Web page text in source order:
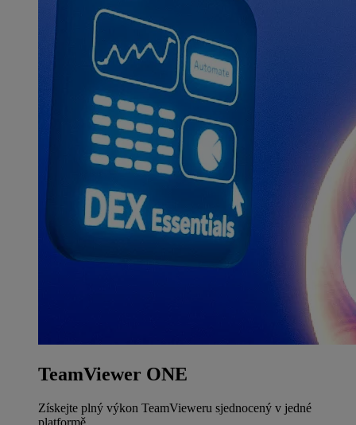
TeamViewer ONE
Získejte plný výkon TeamVieweru sjednocený v jedné
platformě.